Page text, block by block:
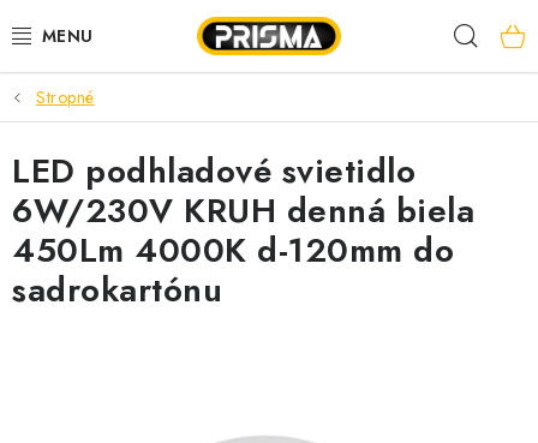
na
AKCIE
LED PÁSY
MODULÁRNE PRÍSTROJE
ROZVÁDZAČE
Stropné
LED podhladové svietidlo
6W/230V KRUH denná biela
450Lm 4000K d-120mm do
sadrokartónu